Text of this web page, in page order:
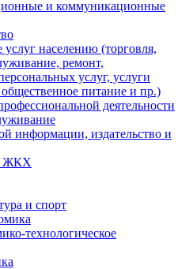
и коммуникационные
услуг населению (торговля,
ремонт,
услуг, услуги
питание и пр.)
деятельности
информации, издательство и
ЖКХ
и спорт
технологическое